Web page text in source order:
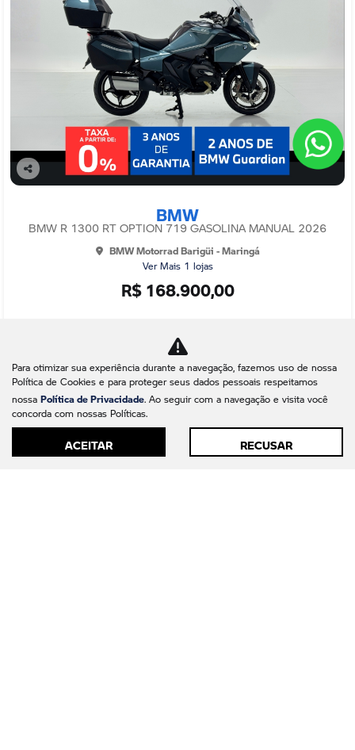
Co
lhe
BMW
BMW R 1300 RT OPTION 719 GASOLINA MANUAL 2026
BMW Motorrad Barigüi - Maringá
Ver Mais 1 lojas
R$ 168.900,00
Mais informações
Para otimizar sua experiência durante a navegação, fazemos uso de nossa
Política de Cookies e para proteger seus dados pessoais respeitamos
nossa Política de Privacidade. Ao seguir com a navegação e visita você
concorda com nossas Políticas.
ACEITAR RECUSAR